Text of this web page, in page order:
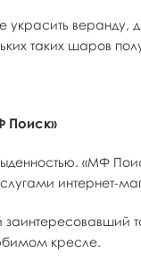
веранду,
таких шаров
Поиск»
«МФ
интернет-
кресле.